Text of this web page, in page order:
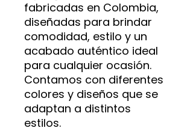
fabricadas en Colombia,
diseñadas para brindar
comodidad, estilo y un
acabado auténtico ideal
para cualquier ocasión.
Contamos con diferentes
colores y diseños que se
adaptan a distintos
estilos.